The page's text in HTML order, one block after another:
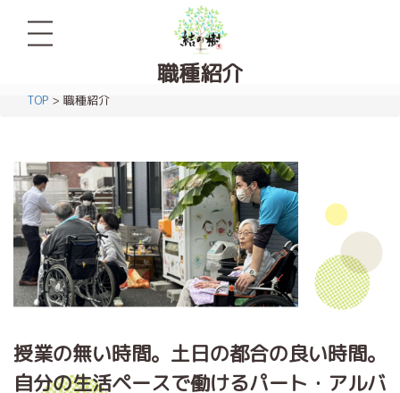
職種紹介
TOP > 職種紹介
授業の無い時間。土日の都合の良い時間。
自分の生活ペースで働けるパート・アルバ